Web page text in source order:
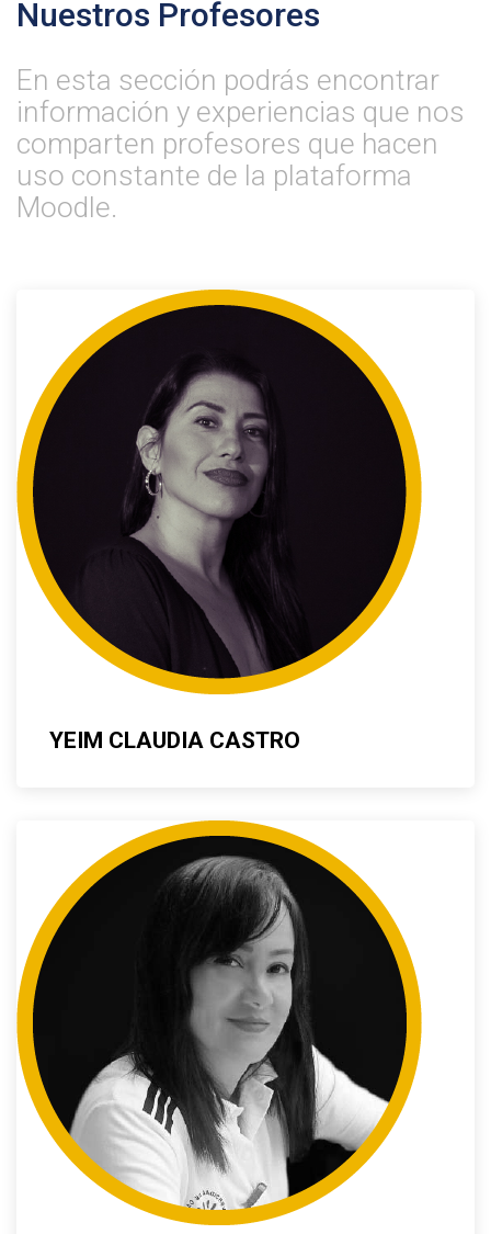
Nuestros Profesores
En esta sección podrás encontrar
información y experiencias que nos
comparten profesores que hacen
uso constante de la plataforma
Moodle.
YEIM CLAUDIA CASTRO